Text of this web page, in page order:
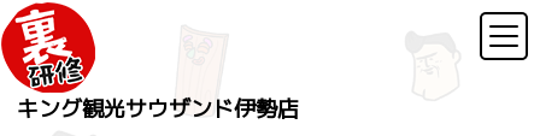
キング観光サウザンド伊勢店